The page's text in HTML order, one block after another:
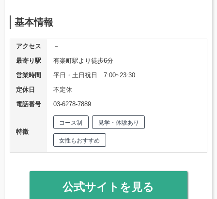
基本情報
アクセス
－
最寄り駅
有楽町駅より徒歩6分
営業時間
平日・土日祝日 7:00~23:30
定休日
不定休
電話番号
03-6278-7889
特徴
コース制 見学・体験あり
女性もおすすめ
公式サイトを見る